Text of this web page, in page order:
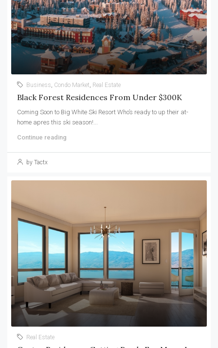
Business, Condo Market, Real Estate
Black Forest Residences From Under $300K
Coming Soon to Big White Ski Resort Who’s ready to up their at-
home apres this ski season!...
Continue reading
by Tactx
Real Estate